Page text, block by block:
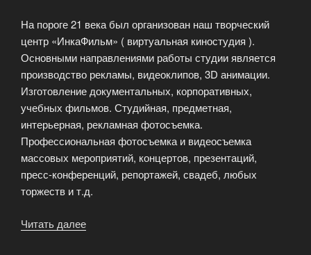
На пороге 21 века был организован наш творческий
центр «ИнкаФильм» ( виртуальная киностудия ).
Основными направлениями работы студии является
производство рекламы, видеоклипов, 3D анимации.
Изготовление документальных, корпоративных,
учебных фильмов. Студийная, предметная,
интерьерная, рекламная фотосъемка.
Профессиональная фотосъемка и видеосъемка
массовых мероприятий, концертов, презентаций,
пресс-конференций, репортажей, свадеб, любых
торжеств и т.д.
Читать далее